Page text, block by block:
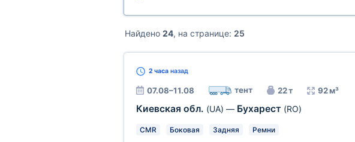
Найдено 24, на странице: 25
2 часаназад
07.08–11.08 тент 22 т 92 м³
Киевская обл. (UA) — Бухарест (RO)
CMR Боковая Задняя Ремни